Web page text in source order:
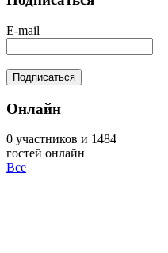
E-mail
Онлайн
0 участников и 1484
гостей онлайн
Все